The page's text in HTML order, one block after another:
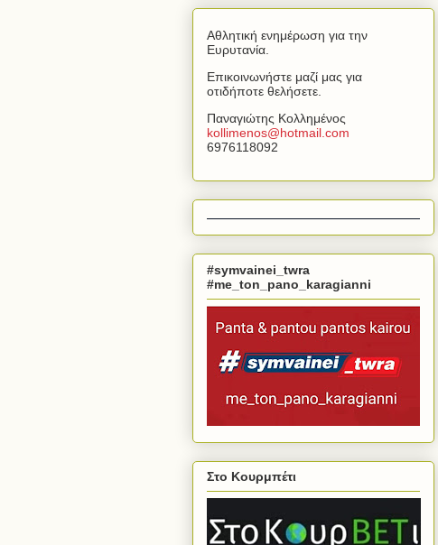
Αθλητική ενημέρωση για την
Ευρυτανία.
Επικοινωνήστε μαζί μας για
οτιδήποτε θελήσετε.
Παναγιώτης Κολλημένος
kollimenos@hotmail com
6976118092
#symvainei_twra
#me_ton_pano_karagianni
Στο Κουρμπέτι